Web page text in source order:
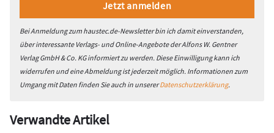
Bei Anmeldung zum haustec.de-Newsletter bin ich damit einverstanden,
über interessante Verlags- und Online-Angebote der Alfons W. Gentner
Verlag GmbH & Co. KG informiert zu werden. Diese Einwilligung kann ich
widerrufen und eine Abmeldung ist jederzeit möglich. Informationen zum
Umgang mit Daten finden Sie auch in unsererDatenschutzerklärung.
Verwandte Artikel